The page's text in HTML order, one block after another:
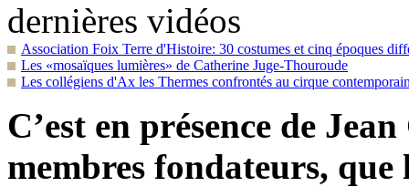
dernières vidéos
Association Foix Terre d'Histoire: 30 costumes et cinq époques
Les «mosaïques lumières» de Catherine Juge-Thouroude
Les collégiens d'Ax les Thermes confrontés au cirque
C’est en présence de
membres fondateurs,